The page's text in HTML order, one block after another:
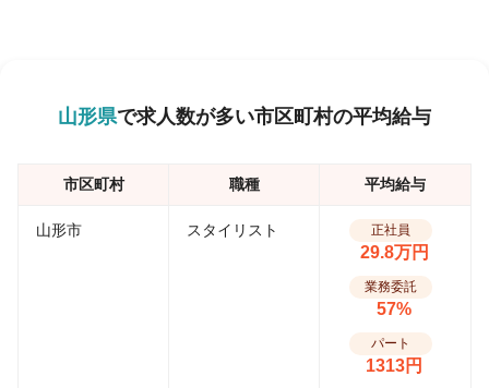
山形県で求人数が多い市区町村の平均給与
市区町村 職種 平均給与
山形市 スタイリスト 正社員
29.8万円
業務委託
57%
パート
1313円